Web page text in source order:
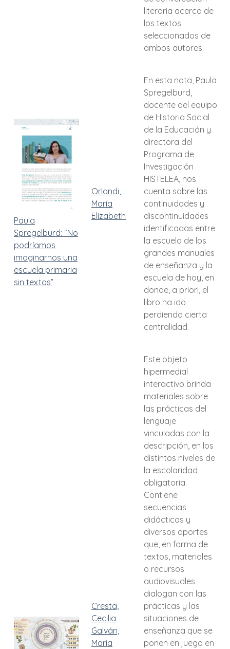
literaria acerca de
los textos
seleccionados de
ambos autores.
Paula
Spregelburd: “No
podríamos
imaginarnos una
escuela primaria
sin textos”
Orlandi,
María
Elizabeth
En esta nota, Paula
Spregelburd,
docente del equipo
de Historia Social
de la Educación y
directora del
Programa de
Investigación
HISTELEA, nos
cuenta sobre las
continuidades y
discontinuidades
identificadas entre
la escuela de los
grandes manuales
de enseñanza y la
escuela de hoy, en
donde, a priori, el
libro ha ido
perdiendo cierta
centralidad.
Cresta,
Cecilia
Galván,
María
Este objeto
hipermedial
interactivo brinda
materiales sobre
las prácticas del
lenguaje
vinculadas con la
descripción, en los
distintos niveles de
la escolaridad
obligatoria.
Contiene
secuencias
didácticas y
diversos aportes
que, en forma de
textos, materiales
o recursos
audiovisuales
dialogan con las
prácticas y las
situaciones de
enseñanza que se
ponen en juego en